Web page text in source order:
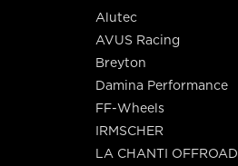
Alutec
AVUS Racing
Breyton
Damina Performance
FF-Wheels
IRMSCHER
LA CHANTI OFFROAD